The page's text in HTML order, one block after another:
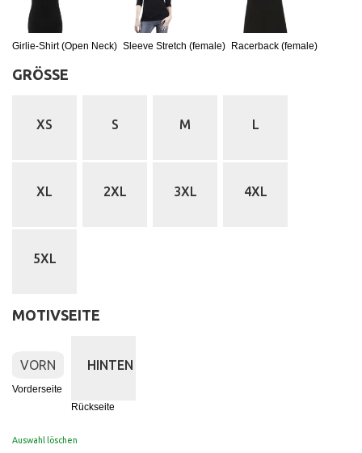
Girlie-Shirt (Open Neck) Sleeve Stretch (female) Racerback (female)
GRÖSSE
XS S M L
XL 2XL 3XL 4XL
5XL
MOTIVSEITE
VORN
Vorderseite
HINTEN
Rückseite
Auswahl löschen